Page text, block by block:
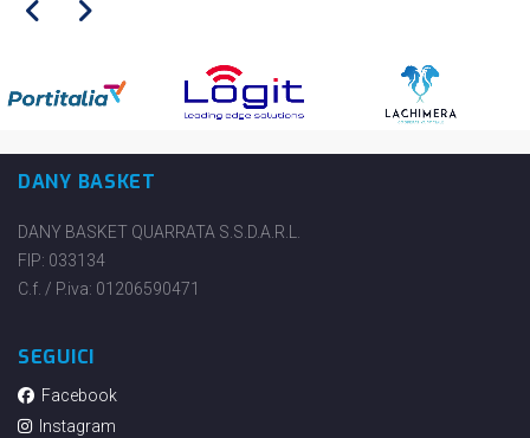
DANY BASKET
DANY BASKET QUARRATA S.S.D.A.R.L.
FIP: 033134
C.f. / P.iva: 01206590471
SEGUICI
Facebook
Instagram